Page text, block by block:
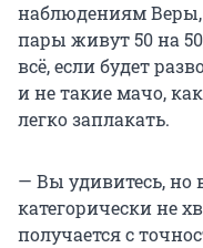
наблюдениям
пары живут 50 на
всё, если будет
и не такие мачо,
легко заплакать.
— Вы удивитесь, но
категорически не
получается с